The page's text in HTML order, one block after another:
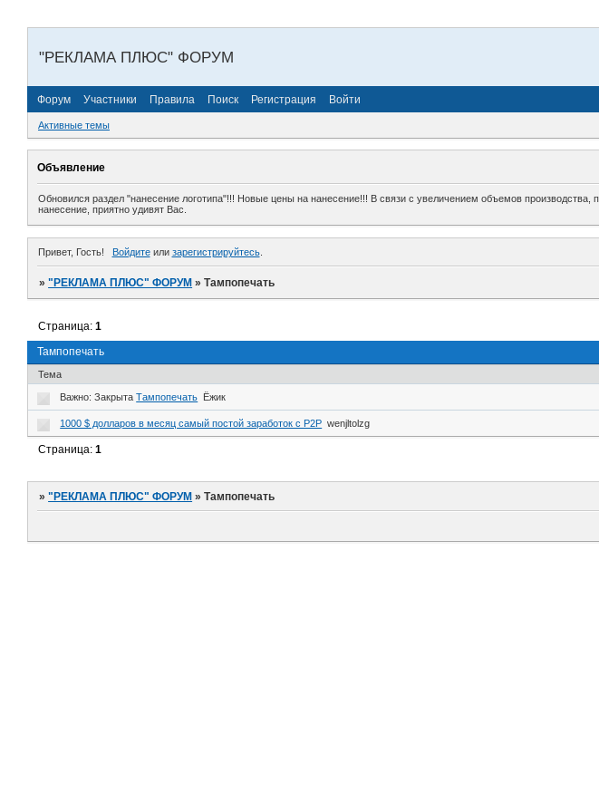
"РЕКЛАМА ПЛЮС" ФОРУМ
Форум Участники Правила Поиск Регистрация Войти
Активные темы
Объявление
Обновился раздел "нанесение логотипа"!!! Новые цены на нанесение!!! В связи с увеличением объемов
нанесение, приятно удивят Вас.
Привет, Гость! Войдитеили зарегистрируйтесь.
»"РЕКЛАМА ПЛЮС" ФОРУМ »Тампопечать
Тампопечать
Страница:1
Тема
Важно: ЗакрытаТампопечать Ёжик
1000 $ долларов в месяц самый постой заработок с P2P wenjltolzg
Страница:1
»"РЕКЛАМА ПЛЮС" ФОРУМ »Тампопечать